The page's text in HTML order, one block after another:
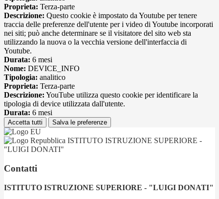
Proprieta: Terza-parte
Descrizione: Questo cookie è impostato da Youtube per tenere
traccia delle preferenze dell'utente per i video di Youtube incorporati
nei siti; può anche determinare se il visitatore del sito web sta
utilizzando la nuova o la vecchia versione dell'interfaccia di
Youtube.
Durata: 6 mesi
Nome: DEVICE_INFO
Tipologia: analitico
Proprieta: Terza-parte
Descrizione: YouTube utilizza questo cookie per identificare la
tipologia di device utilizzata dall'utente.
Durata: 6 mesi
Accetta tutti Salva le preferenze
ISTITUTO ISTRUZIONE SUPERIORE -
"LUIGI DONATI"
Contatti
ISTITUTO ISTRUZIONE SUPERIORE - "LUIGI DONATI"